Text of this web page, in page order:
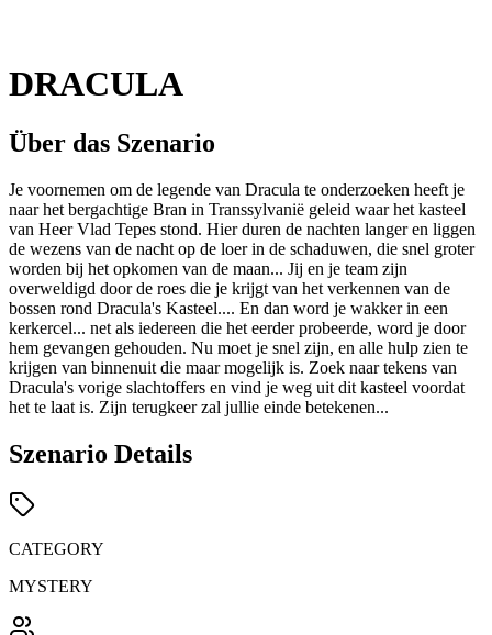
DRACULA
Über das Szenario
Je voornemen om de legende van Dracula te onderzoeken heeft je
naar het bergachtige Bran in Transsylvanië geleid waar het kasteel
van Heer Vlad Tepes stond. Hier duren de nachten langer en liggen
de wezens van de nacht op de loer in de schaduwen, die snel groter
worden bij het opkomen van de maan... Jij en je team zijn
overweldigd door de roes die je krijgt van het verkennen van de
bossen rond Dracula's Kasteel.... En dan word je wakker in een
kerkercel... net als iedereen die het eerder probeerde, word je door
hem gevangen gehouden. Nu moet je snel zijn, en alle hulp zien te
krijgen van binnenuit die maar mogelijk is. Zoek naar tekens van
Dracula's vorige slachtoffers en vind je weg uit dit kasteel voordat
het te laat is. Zijn terugkeer zal jullie einde betekenen...
Szenario Details
CATEGORY
MYSTERY